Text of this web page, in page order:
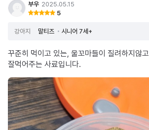
부우 2025.05.15
5
강아지 말티즈 시니어 7세+
꾸준히 먹이고 있는, 울꼬마들이 질려하지않고
잘먹어주는 사료입니다.